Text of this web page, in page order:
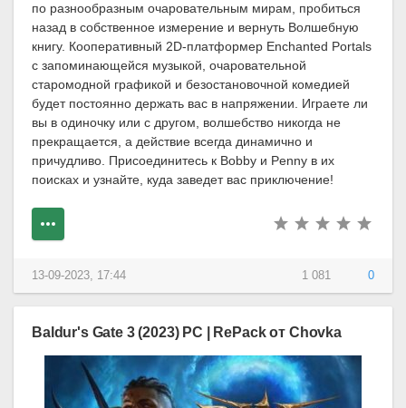
по разнообразным очаровательным мирам, пробиться
назад в собственное измерение и вернуть Волшебную
книгу. Кооперативный 2D-платформер Enchanted Portals
с запоминающейся музыкой, очаровательной
старомодной графикой и безостановочной комедией
будет постоянно держать вас в напряжении. Играете ли
вы в одиночку или с другом, волшебство никогда не
прекращается, а действие всегда динамично и
причудливо. Присоединитесь к Bobby и Penny в их
поисках и узнайте, куда заведет вас приключение!
1 081 0
13-09-2023, 17:44
Baldur's Gate 3 (2023) PC | RePack от Chovka